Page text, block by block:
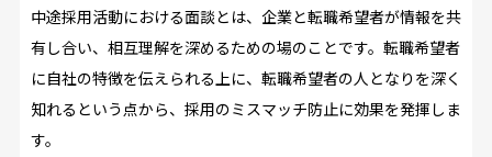
中途採用活動における面談とは、企業と転職希望者が情報を共
有し合い、相互理解を深めるための場のことです。転職希望者
に自社の特徴を伝えられる上に、転職希望者の人となりを深く
知れるという点から、採用のミスマッチ防止に効果を発揮しま
す。